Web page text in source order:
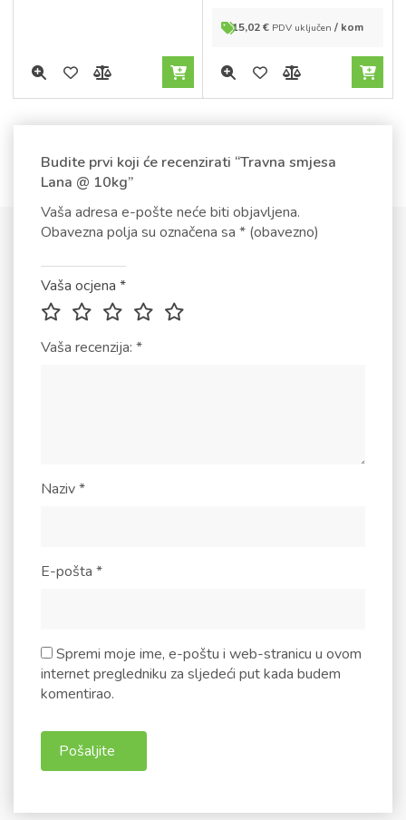
15,02€ PDV uključen / kom
Budite prvi koji će recenzirati “Travna smjesa
Lana @ 10kg”
Vaša adresa e-pošte neće biti objavljena.
Obavezna polja su označena sa * (obavezno)
Vaša ocjena *
Vaša recenzija: *
Naziv*
E-pošta *
Spremi moje ime, e-poštu i web-stranicu u ovom
internet pregledniku za sljedeći put kada budem
komentirao.